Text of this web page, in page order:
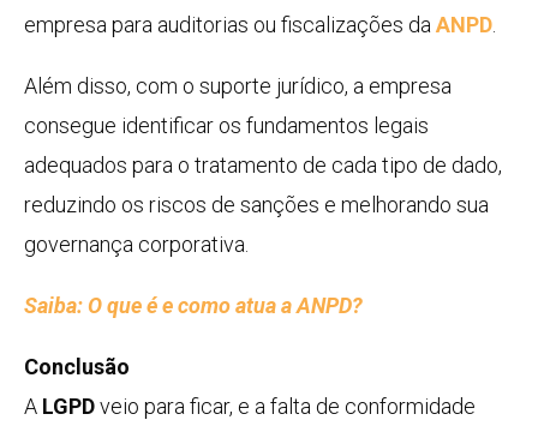
empresa para auditorias ou fiscalizações da ANPD
Além disso, com o suporte jurídico, a empresa
consegue identificar os fundamentos legais
adequados para o tratamento de cada tipo de dado,
reduzindo os riscos de sanções e melhorando sua
governança corporativa.
Saiba: O que é e como atua a ANPD?
Conclusão
A LGPDveio para ficar, e a falta de conformidade